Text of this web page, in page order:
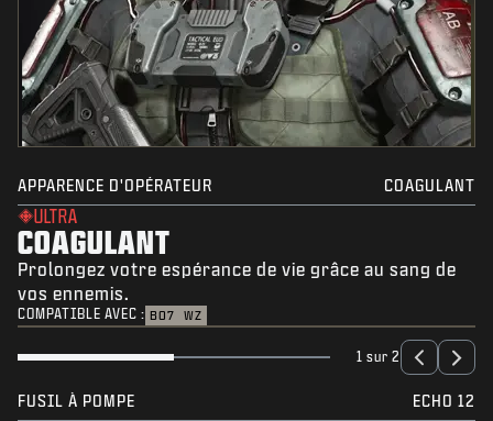
APPARENCE D'OPÉRATEUR COAGULANT
ULTRA
COAGULANT
Prolongez votre espérance de vie grâce au sang de
vos ennemis.
COMPATIBLE AVEC : BO7 WZ
1 sur 2
FUSIL À POMPE ECHO 12